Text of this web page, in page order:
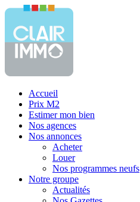
Accueil
Prix M2
Estimer mon bien
Nos agences
Nos annonces
Acheter
Louer
Nos programmes neufs
Notre groupe
Actualités